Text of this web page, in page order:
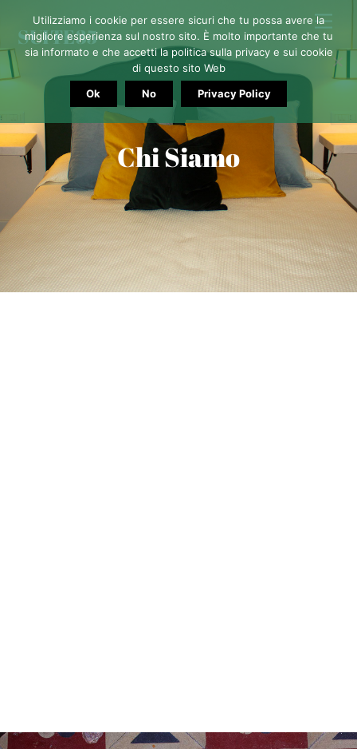
content
SUITE35
Chi Siamo
Utilizziamo i cookie per essere sicuri che tu possa avere la
migliore esperienza sul nostro sito. È molto importante che tu
sia informato e che accetti la politica sulla privacy e sui cookie
di questo sito Web
Ok No Privacy Policy